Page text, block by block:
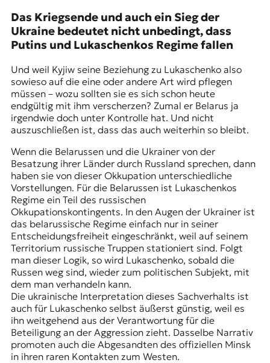
Das Kriegsende und auch ein Sieg der
Ukraine bedeutet nicht unbedingt, dass
Putins und Lukaschenkos Regime fallen
Und weil Kyjiw seine Beziehung zu Lukaschenko also
sowieso auf die eine oder andere Art wird pflegen
müssen – wozu sollten sie es sich schon heute
endgültig mit ihm verscherzen? Zumal er Belarus ja
irgendwie doch unter Kontrolle hat. Und nicht
auszuschließen ist, dass das auch weiterhin so bleibt.
Wenn die Belarussen und die Ukrainer von der
Besatzung ihrer Länder durch Russland sprechen, dann
haben sie von dieser Okkupation unterschiedliche
Vorstellungen. Für die Belarussen ist Lukaschenkos
Regime ein Teil des russischen
Okkupationskontingents. In den Augen der Ukrainer ist
das belarussische Regime einfach nur in seiner
Entscheidungsfreiheit eingeschränkt, weil auf seinem
Territorium russische Truppen stationiert sind. Folgt
man dieser Logik, so wird Lukaschenko, sobald die
Russen weg sind, wieder zum politischen Subjekt, mit
dem man verhandeln kann.
Die ukrainische Interpretation dieses Sachverhalts ist
auch für Lukaschenko selbst äußerst günstig, weil es
ihn weitgehend aus der Verantwortung für die
Beteiligung an der Aggression zieht. Dasselbe Narrativ
promoten auch die Abgesandten des offiziellen Minsk
in ihren raren Kontakten zum Westen.